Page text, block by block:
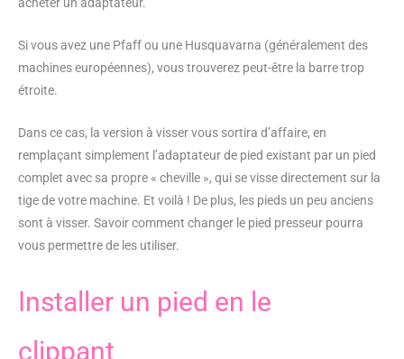
acheter un adaptateur.
Si vous avez une Pfaff ou une Husquavarna (généralement des
machines européennes), vous trouverez peut-être la barre trop
étroite.
Dans ce cas, la version à visser vous sortira d’affaire, en
remplaçant simplement l’adaptateur de pied existant par un pied
complet avec sa propre « cheville », qui se visse directement sur la
tige de votre machine. Et voilà ! De plus, les pieds un peu anciens
sont à visser. Savoir comment changer le pied presseur pourra
vous permettre de les utiliser.
Installer un pied en le
clippant